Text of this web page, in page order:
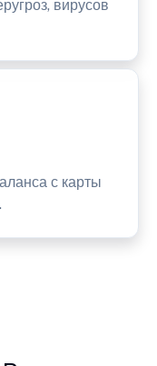
вирусов
с карты